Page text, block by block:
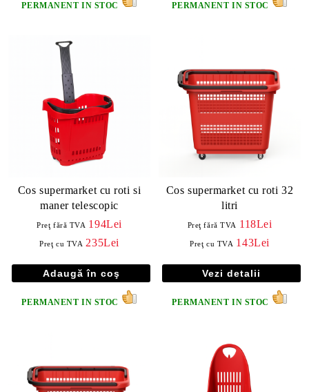
PERMANENT IN STOC PERMANENT IN STOC
Cos supermarket cu roti si
maner telescopic
Preţ fără TVA 194Lei
Preţ cu TVA 235Lei
PERMANENT IN STOC
Cos supermarket cu roti 32
litri
Preţ fără TVA 118Lei
Preţ cu TVA 143Lei
Vezi detalii
PERMANENT IN STOC